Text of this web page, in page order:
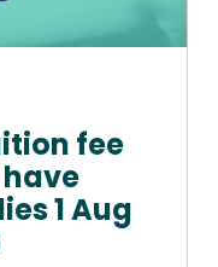
fee
1 Aug